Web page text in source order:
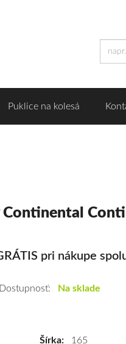
Puklice na kolesá
Continental
pri nákupe
Dostupnosť: Na sklade
Šírka:165